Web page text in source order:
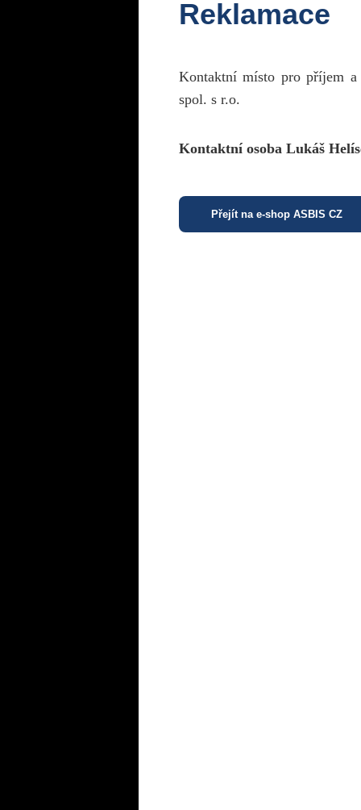
Reklamace
Kontaktní místo pro příjem
spol. s r.o.
Kontaktní osoba Lukáš
Přejít na e-shop ASBIS CZ